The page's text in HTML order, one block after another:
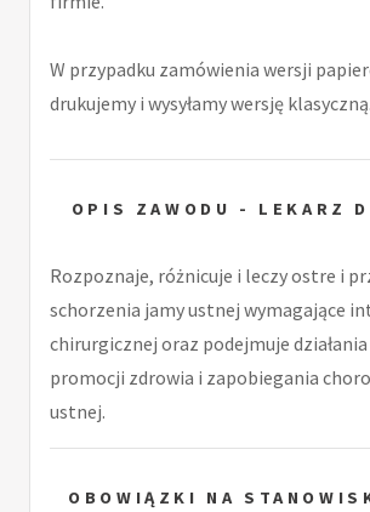
W przypadku zamówienia wersji
drukujemy i wysyłamy wersję klasyczną.
OPIS ZAWODU - LEKARZ
Rozpoznaje, różnicuje i leczy ostre i
schorzenia jamy ustnej wymagające
chirurgicznej oraz podejmuje
promocji zdrowia i zapobiegania
ustnej.
OBOWIĄZKI NA